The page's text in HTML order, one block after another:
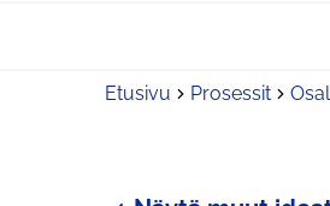
Etusivu Prosessit